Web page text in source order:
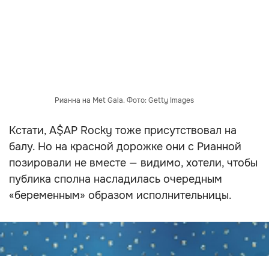
Рианна на Met Gala. Фото: Getty Images
Кстати, A$AP Rocky тоже присутствовал на
балу. Но на красной дорожке они с Рианной
позировали не вместе — видимо, хотели, чтобы
публика сполна насладилась очередным
«беременным» образом исполнительницы.